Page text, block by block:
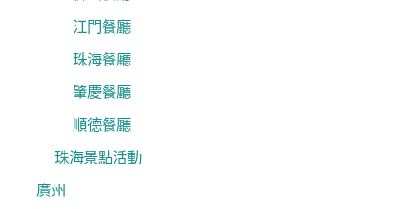
江門餐廳
珠海餐廳
肇慶餐廳
順德餐廳
珠海景點活動
廣州